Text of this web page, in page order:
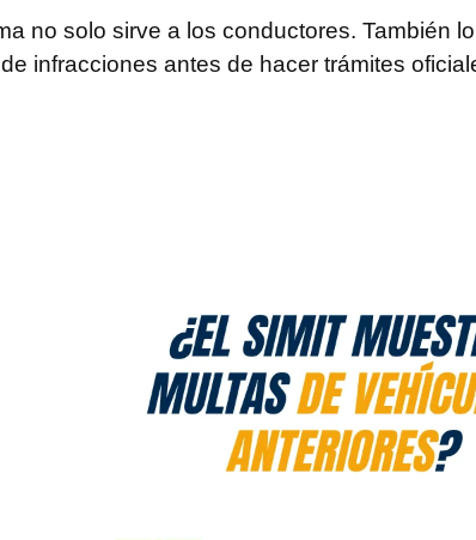
no solo sirve a los conductores. También
infracciones antes de hacer trámites